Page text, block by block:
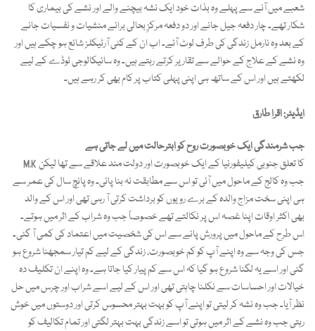
شعبے میں آنے سے پہلے وہ بذات خود ایک نشہ بیچنے والے اور نشے کی بیماری کا
شکار تھے۔ چار دفعہ جیل جانے اور دو دفعہ مرکزِ بحالی برائے منشیات و نفسیات جانے
کے بعد وہ نارمل زندگی کی طرف لوٹ آئے۔ اب ان کے کئی آرٹیکلز شائع ہو چکے ہیں اور
وہ نشے کے علاج کے حوالے سے تقاریر کرتے رہتے ہیں۔ وہ سائیکالوجی ٹوڈے کے لیے
لکھتے ہیں اور اس کے ساتھ ہی اپنی پہلی کتاب پر کام بھی کر رہے ہیں۔
ایڈیٹر: اقرا طارق
جب شرمندگی ایک خوبصورت روح کو ابترحالت میں لے جاتی ہے
M.K کا تعلق جنوبی کیلیفورنیا کے ایک خوبصورت اور دولت مند علاقے سے تھا لیکن
جب وہ کالج کے ماحول میں آئی تو اس سے مطابقت نہ بنا پائی۔ وہ پانچ سال کی عمر سے
ہی اپنی سخت مزاج والدہ کے برے رویوں کو برداشت کرتی آ رہی تھی اور اس کے والد
بھی اکثر اوقات اپنا غصہ اس پر نکالتے تھے خصوصاً جب وہ شراب کے اثر میں ہوتے۔
اس طرح کے ماحول میں پرورش پانے سے اس کی شخصیت میں اعتماد کی کمی آ گئی۔
جس کی وجہ سے وہ اپنے آپ کو کم خوبصورت، زندگی کے لیے کم تیار سمجھنا شروع ہو
گئی اور اسے یہ لگنا شروع ہو گیا کہ اس سے کم پیار کیا جاتا ہے۔ وہ اپنے ان تکلیف دہ
خیالات اور احساسات سے نکلنا چاہتی تھی اور اس کے لیے اسے شراب اور چرس میں حل
نظر آیا۔ جب وہ نشہ کر لیتی تو اپنے آپ کو بہت بہتر محسوس کرتی اور دوستوں میں خوش
رہتی جب وہ نشے کے اثر میں ہوتی تو اسے زندگی بہت بہتر لگتی اور تمام تکالیف کو